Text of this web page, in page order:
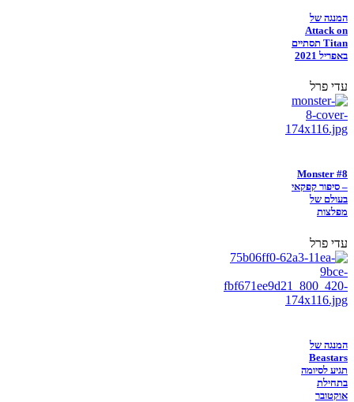
המנגה של
Attack on
Titan תסתיים
באפריל 2021
עדי פרל
Monster #8
– סיפור קפקאי
בעולם של
מפלצות
עדי פרל
המנגה של
Beastars
תגיע לסיומה
בתחילת
אוקטובר